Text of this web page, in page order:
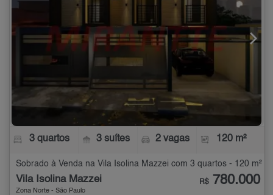
3 quartos 3 suítes 2 vagas 120 m²
Sobrado à Venda na Vila Isolina Mazzei com 3 quartos - 120 m²
Vila Isolina Mazzei
Zona Norte - São Paulo
R$ 780.000